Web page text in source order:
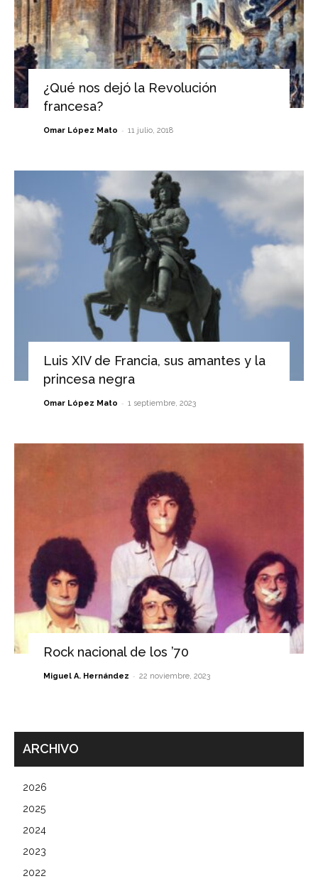
¿Qué nos dejó la Revolución
francesa?
Omar López Mato - 11 julio, 2018
Luis XIV de Francia, sus amantes y la
princesa negra
Omar López Mato - 1 septiembre, 2023
Rock nacional de los ’70
Miguel A. Hernández - 22 noviembre, 2023
ARCHIVO
2026
2025
2024
2023
2022